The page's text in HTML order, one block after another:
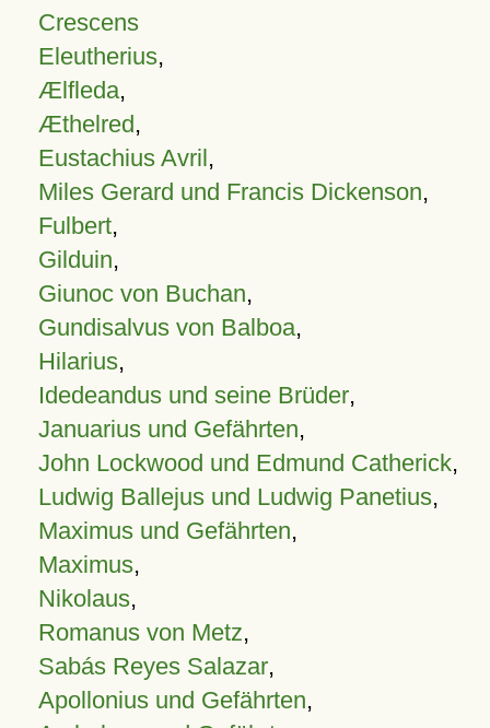
Crescens
Eleutherius,
Ælfleda,
Æthelred,
Eustachius Avril,
Miles Gerard und Francis Dickenson,
Fulbert,
Gilduin,
Giunoc von Buchan,
Gundisalvus von Balboa,
Hilarius,
Idedeandus und seine Brüder,
Januarius und Gefährten,
John Lockwood und Edmund Catherick,
Ludwig Ballejus und Ludwig Panetius,
Maximus und Gefährten,
Maximus,
Nikolaus,
Romanus von Metz,
Sabás Reyes Salazar,
Apollonius und Gefährten,